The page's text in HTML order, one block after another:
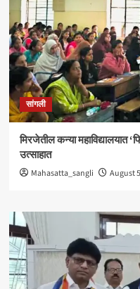
सांगली
मिरजेतील कन्या महाविद्यालयात
उत्साहात
Mahasatta_sangli August